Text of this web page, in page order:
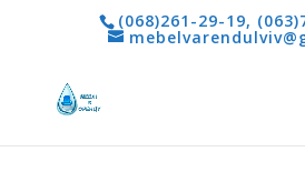
(068)261-29-19,